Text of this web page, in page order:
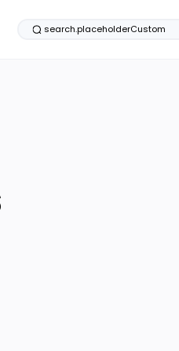
search.placeholderCustom